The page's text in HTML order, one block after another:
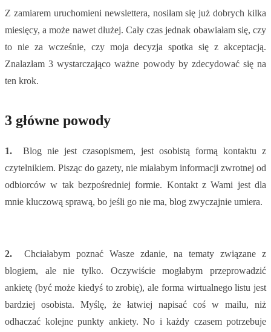
Z zamiarem uruchomieni newslettera, nosiłam się już dobrych kilka
miesięcy, a może nawet dłużej. Cały czas jednak obawiałam się, czy
to nie za wcześnie, czy moja decyzja spotka się z akceptacją.
Znalazłam 3 wystarczająco ważne powody by zdecydować się na
ten krok.
3 główne powody
1. Blog nie jest czasopismem, jest osobistą formą kontaktu z
czytelnikiem. Pisząc do gazety, nie miałabym informacji zwrotnej od
odbiorców w tak bezpośredniej formie. Kontakt z Wami jest dla
mnie kluczową sprawą, bo jeśli go nie ma, blog zwyczajnie umiera.
2. Chciałabym poznać Wasze zdanie, na tematy związane z
blogiem, ale nie tylko. Oczywiście mogłabym przeprowadzić
ankietę (być może kiedyś to zrobię), ale forma wirtualnego listu jest
bardziej osobista. Myślę, że łatwiej napisać coś w mailu, niż
odhaczać kolejne punkty ankiety. No i każdy czasem potrzebuje